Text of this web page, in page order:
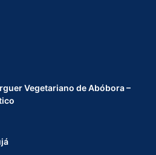
Vegetariano de Abóbora –